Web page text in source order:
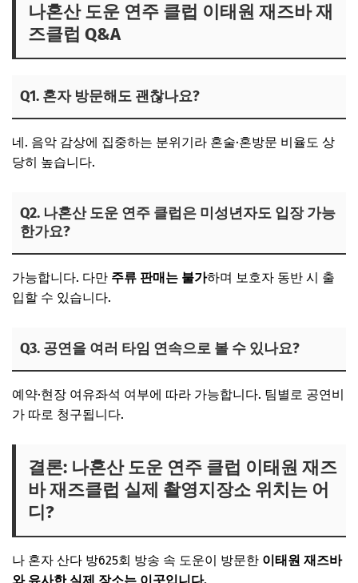
나혼산 도운 연주 클럽 이태원 재즈바 재
즈클럽 Q&A
Q1. 혼자 방문해도 괜찮나요?
네. 음악 감상에 집중하는 분위기라 혼술·혼방문 비율도 상
당히 높습니다.
Q2. 나혼산 도운 연주 클럽은 미성년자도 입장 가능
한가요?
가능합니다. 다만 주류 판매는 불가하며 보호자 동반 시 출
입할 수 있습니다.
Q3. 공연을 여러 타임 연속으로 볼 수 있나요?
예약·현장 여유좌석 여부에 따라 가능합니다. 팀별로 공연비
가 따로 청구됩니다.
결론: 나혼산 도운 연주 클럽 이태원 재즈
바 재즈클럽 실제 촬영지장소 위치는 어
디?
나 혼자 산다 방625회 방송 속 도운이 방문한 이태원 재즈바